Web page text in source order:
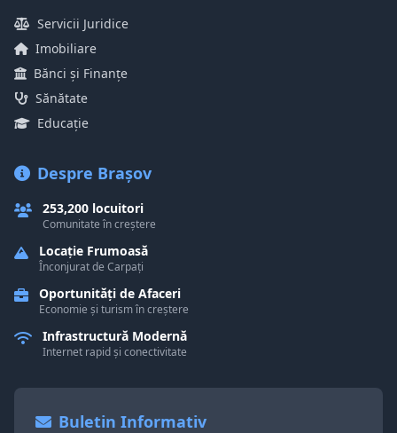
Servicii Juridice
Imobiliare
Bănci și Finanțe
Sănătate
Educație
Despre Brașov
253,200 locuitori
Comunitate în creștere
Locație Frumoasă
Înconjurat de Carpați
Oportunități de Afaceri
Economie și turism în creștere
Infrastructură Modernă
Internet rapid și conectivitate
Buletin Informativ